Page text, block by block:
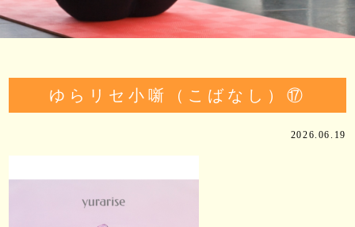
ゆらリセ小噺（こばなし）⑰
2026.06.19